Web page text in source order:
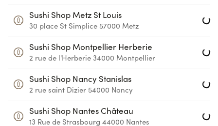
Sushi Shop Metz St Louis
30 place St Simplice 57000 Metz
Sushi Shop Montpellier Herberie
2 rue de l'Herberie 34000 Montpellier
Sushi Shop Nancy Stanislas
2 rue saint Dizier 54000 Nancy
Sushi Shop Nantes Château
13 Rue de Strasbourg 44000 Nantes